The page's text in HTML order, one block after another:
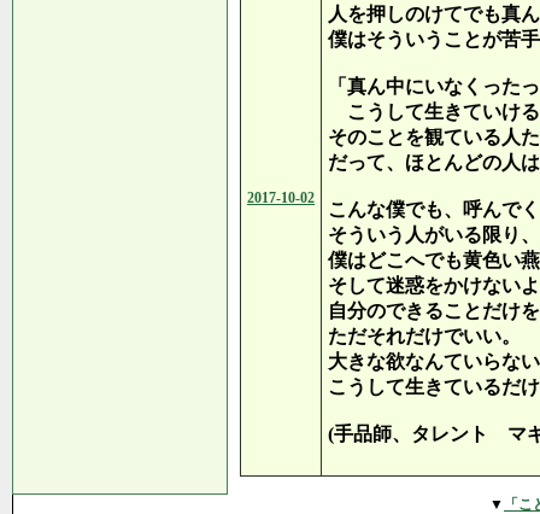
2017-10-02
人を押しのけてでも真
僕はそういうことが苦
「真ん中にいなくった
こうして生きていけ
そのことを観ている人
だって、ほとんどの人
こんな僕でも、呼んで
そういう人がいる限り、
僕はどこへでも黄色い
そして迷惑をかけない
自分のできることだけ
ただそれだけでいい。
大きな欲なんていらな
こうして生きているだ
(手品師、タレント マ
▼ 「